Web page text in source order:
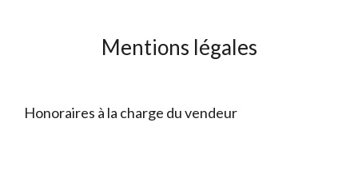
Mentions légales
Honoraires à la charge du vendeur